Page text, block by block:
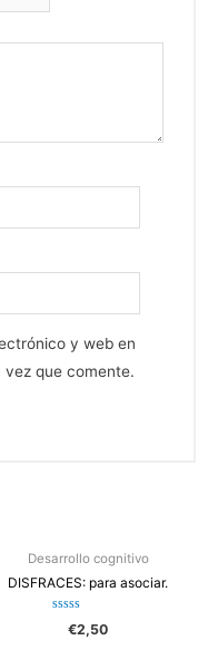
y web en
vez que comente.
Desarrollo cognitivo
DISFRACES: para asociar.
Valorado
€2,50